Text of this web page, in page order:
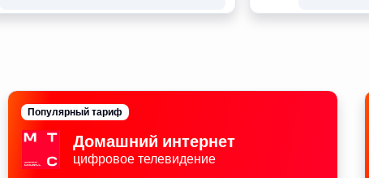
Домашний интернет
цифровое телевидение
Популярный тариф